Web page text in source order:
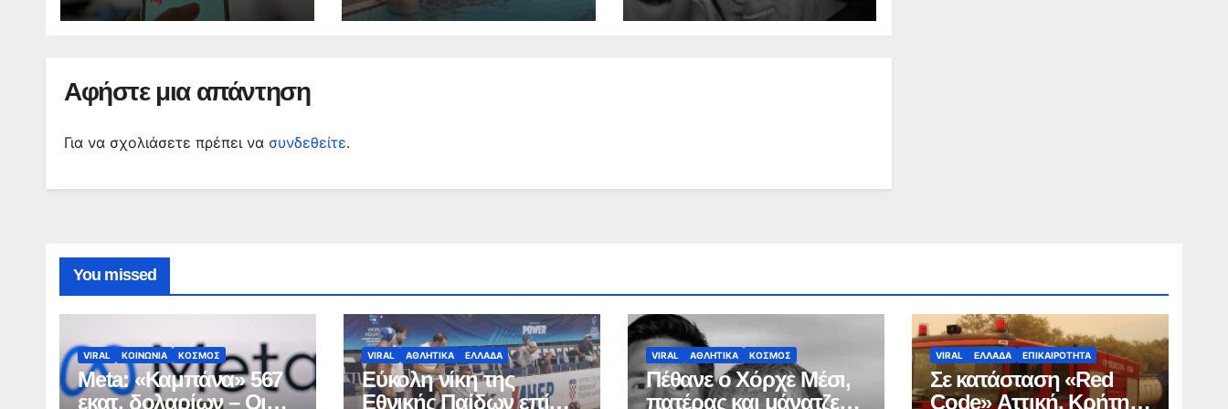
Αφήστε μια απάντηση
Για να σχολιάσετε πρέπει να συνδεθείτε.
You missed
VIRAL ΚΟΙΝΩΝΙΑ ΚΟΣΜΟΣ
Meta: «Καμπάνα» 567
εκατ. δολαρίων – Οι
VIRAL ΑΘΛΗΤΙΚΑ ΕΛΛΑΔΑ
Εύκολη νίκη της
Εθνικής Παίδων επί
VIRAL ΑΘΛΗΤΙΚΑ ΚΟΣΜΟΣ
Πέθανε ο Χόρχε Μέσι,
πατέρας και μάνατζερ
VIRAL ΕΛΛΑΔΑ ΕΠΙΚΑΙΡΟΤΗΤΑ
Σε κατάσταση «Red
Code» Αττική, Κρήτη